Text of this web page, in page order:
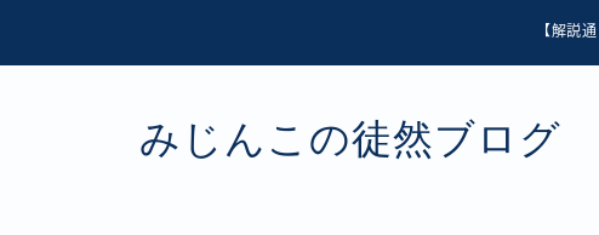
【解説
みじんこの徒然ブログ